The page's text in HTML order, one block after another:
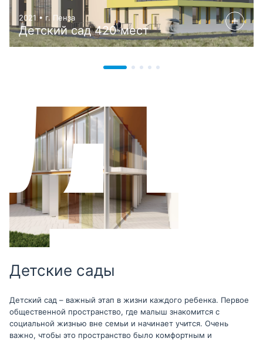
2021 • г. Пенза
Детский сад 420 мест
Детские сады
Детский сад – важный этап в жизни каждого ребенка. Первое
общественной пространство, где малыш знакомится с
социальной жизнью вне семьи и начинает учится. Очень
важно, чтобы это пространство было комфортным и